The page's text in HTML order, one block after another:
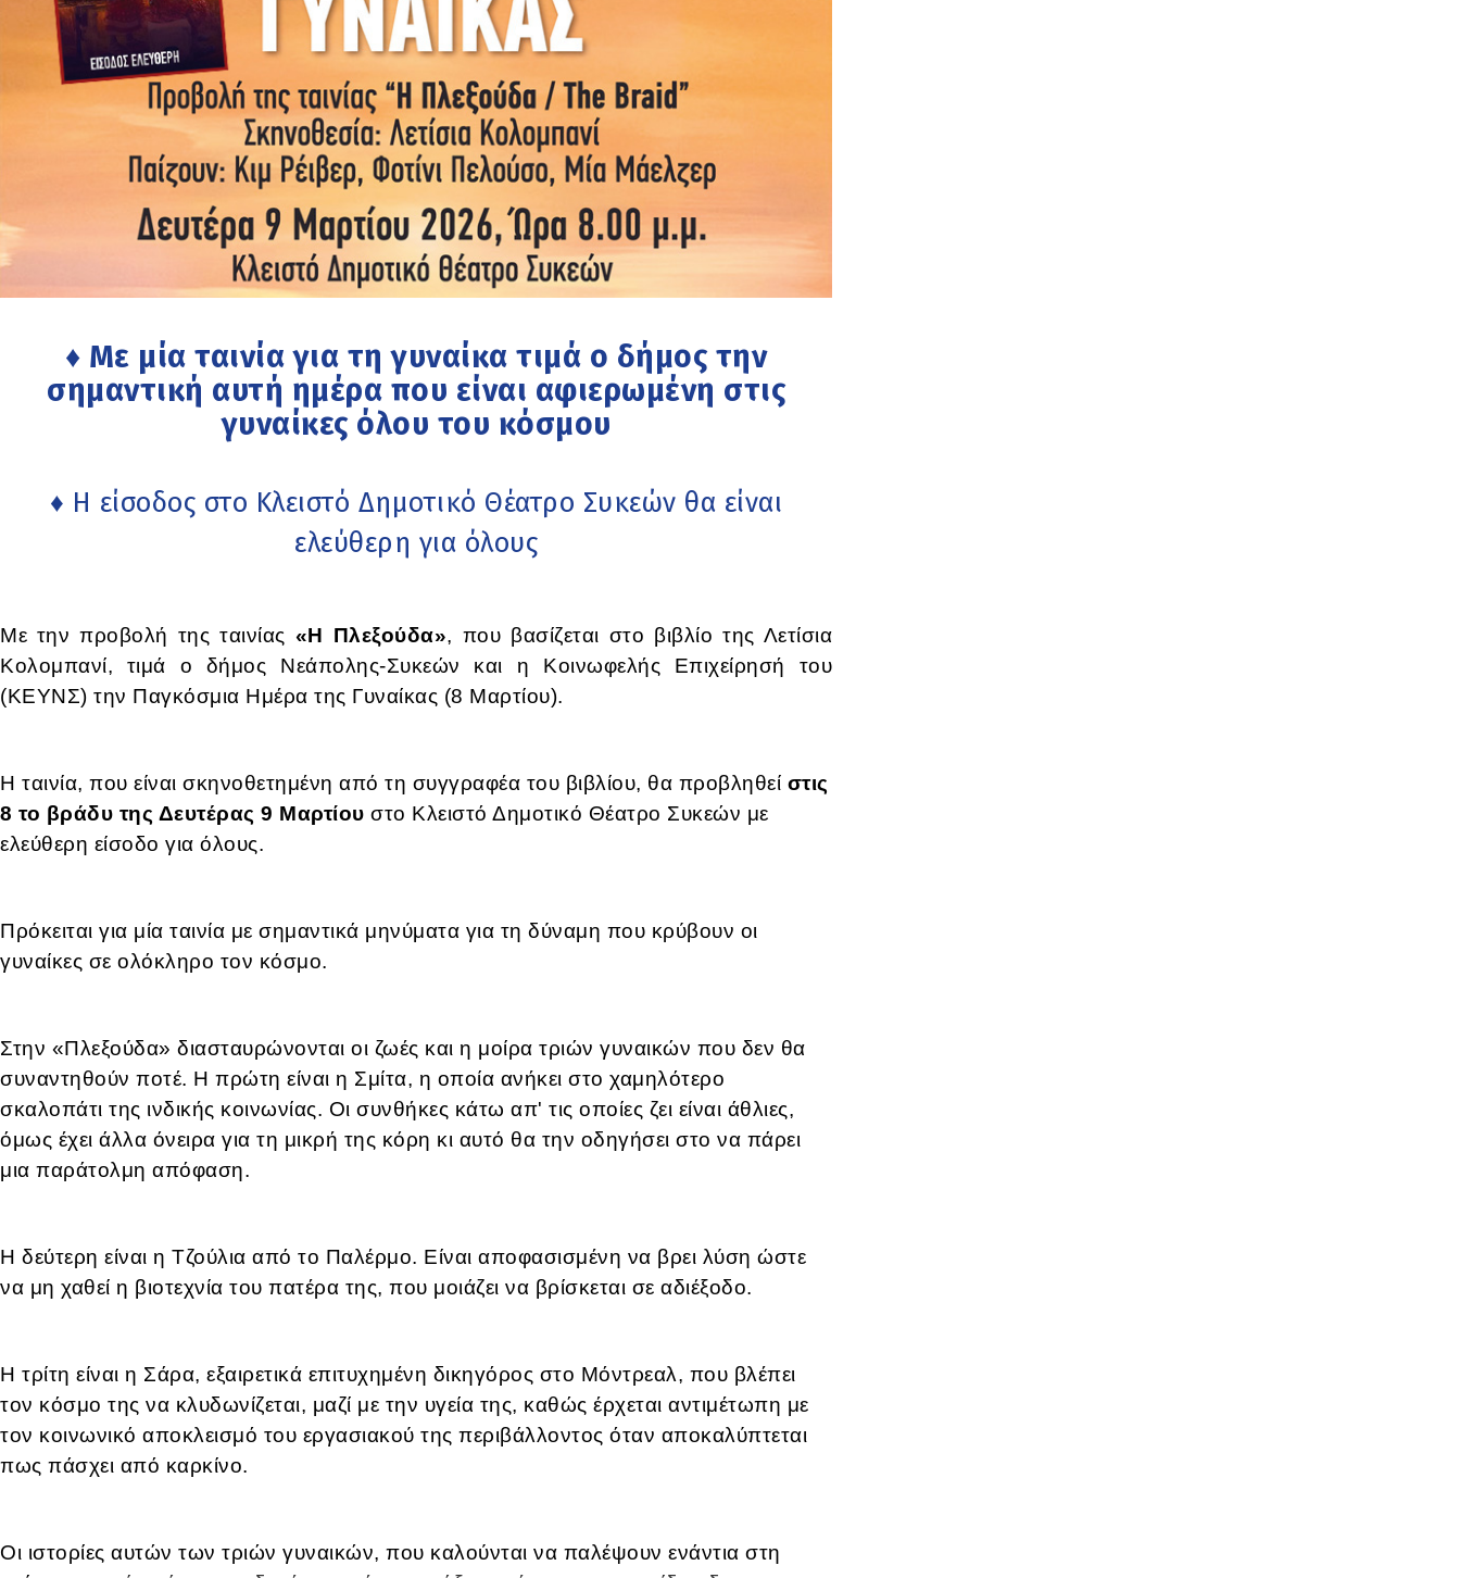
♦ Με μία ταινία για τη γυναίκα τιμά ο δήμος την
σημαντική αυτή ημέρα που είναι αφιερωμένη στις
γυναίκες όλου του κόσμου
♦ Η είσοδος στο Κλειστό Δημοτικό Θέατρο Συκεών θα είναι
ελεύθερη για όλους
Με την προβολή της ταινίας «Η Πλεξούδα», που βασίζεται στο βιβλίο της Λετίσια
Κολομπανί, τιμά ο δήμος Νεάπολης-Συκεών και η Κοινωφελής Επιχείρησή του
(ΚΕΥΝΣ) την Παγκόσμια Ημέρα της Γυναίκας (8 Μαρτίου).
Η ταινία, που είναι σκηνοθετημένη από τη συγγραφέα του βιβλίου, θα προβληθεί στις
8 το βράδυ της Δευτέρας 9 Μαρτίου στο Κλειστό Δημοτικό Θέατρο Συκεών με
ελεύθερη είσοδο για όλους.
Πρόκειται για μία ταινία με σημαντικά μηνύματα για τη δύναμη που κρύβουν οι
γυναίκες σε ολόκληρο τον κόσμο.
Στην «Πλεξούδα» διασταυρώνονται οι ζωές και η μοίρα τριών γυναικών που δεν θα
συναντηθούν ποτέ. Η πρώτη είναι η Σμίτα, η οποία ανήκει στο χαμηλότερο
σκαλοπάτι της ινδικής κοινωνίας. Οι συνθήκες κάτω απ' τις οποίες ζει είναι άθλιες,
όμως έχει άλλα όνειρα για τη μικρή της κόρη κι αυτό θα την οδηγήσει στο να πάρει
μια παράτολμη απόφαση.
Η δεύτερη είναι η Τζούλια από το Παλέρμο. Είναι αποφασισμένη να βρει λύση ώστε
να μη χαθεί η βιοτεχνία του πατέρα της, που μοιάζει να βρίσκεται σε αδιέξοδο.
Η τρίτη είναι η Σάρα, εξαιρετικά επιτυχημένη δικηγόρος στο Μόντρεαλ, που βλέπει
τον κόσμο της να κλυδωνίζεται, μαζί με την υγεία της, καθώς έρχεται αντιμέτωπη με
τον κοινωνικό αποκλεισμό του εργασιακού της περιβάλλοντος όταν αποκαλύπτεται
πως πάσχει από καρκίνο.
Οι ιστορίες αυτών των τριών γυναικών, που καλούνται να παλέψουν ενάντια στη